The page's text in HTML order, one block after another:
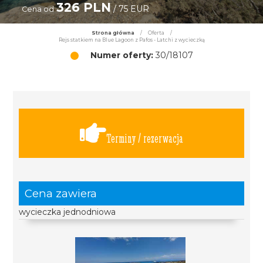
Cena od 326 PLN/ 75 EUR
Strona główna / Oferta
/
Rejs statkiem na Blue Lagoon z Pafos - Latchi z wycieczką
Numer oferty:30/18107
Terminy / rezerwacja
Cena zawiera
wycieczka jednodniowa